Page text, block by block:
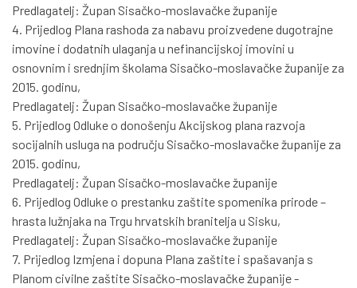
Predlagatelj: Župan Sisačko-moslavačke županije
4. Prijedlog Plana rashoda za nabavu proizvedene dugotrajne
imovine i dodatnih ulaganja u nefinancijskoj imovini u
osnovnim i srednjim školama Sisačko-moslavačke županije za
2015. godinu,
Predlagatelj: Župan Sisačko-moslavačke županije
5. Prijedlog Odluke o donošenju Akcijskog plana razvoja
socijalnih usluga na području Sisačko-moslavačke županije za
2015. godinu,
Predlagatelj: Župan Sisačko-moslavačke županije
6. Prijedlog Odluke o prestanku zaštite spomenika prirode –
hrasta lužnjaka na Trgu hrvatskih branitelja u Sisku,
Predlagatelj: Župan Sisačko-moslavačke županije
7. Prijedlog Izmjena i dopuna Plana zaštite i spašavanja s
Planom civilne zaštite Sisačko-moslavačke županije -